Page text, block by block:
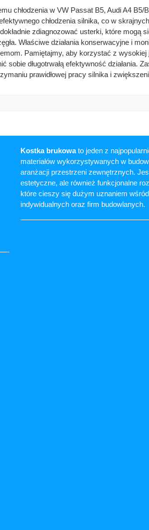
chłodzenia w VW Passat B5, Audi A4 B5/
chłodzenia silnika, co w
zdiagnozować usterki, które mogą
Właściwe działania konserwacyjne i
Pamiętajmy, aby korzystać z wysokiej
sobie długotrwałą efektywność działania.
prawidłowej pracy silnika i
Kostka brukowato jeden z
materiałów wykorzystywanych w
aranżacji przestrzeni zewnętrznych.
estetyczne, ale również funkcjonalne
które cieszy się dużym uznaniem
indywidualnych oraz firm budowlanych.